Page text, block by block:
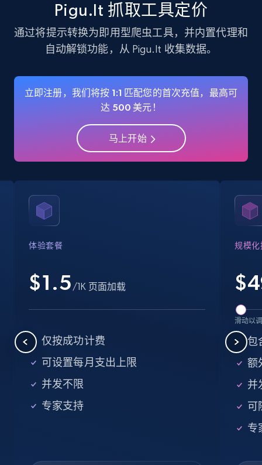
Instagram - Profiles - Collect profile
business account, Is professional account, Is
verified, and more.
3.5K+ 注册使用
Crunchbase companies information
Name, URL, ID, Cb rank, Region, About,
Searching data by keyword
Name, URL, ID, Cb rank, Region, About,
Industries, Operating status, and more.
Pigu.lt 抓取工具定价
通过将提示转换为即用型爬虫工具，并内置代理和
自动解锁功能，从 Pigu.lt 收集数据。
立即注册，我们将按 1:1 匹配您的首次充值，最高可
达 500 美元！
马上开始
体验套餐
$1.5 /1K 页面加载
仅按成功计费
可设置每月支出上限
并发不限
专家支持
规模化
$
滑动以
包
额
并
可
专